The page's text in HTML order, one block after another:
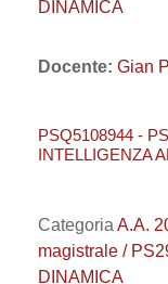
DINAMICA
Docente: Gian
PSQ5108944 -
INTELLIGENZA
Categoria A.A.
magistrale /
DINAMICA